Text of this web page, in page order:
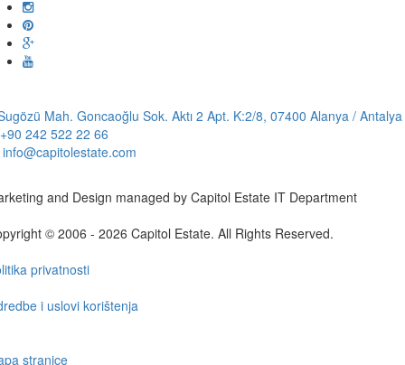
Mah. Goncaoğlu Sok. Aktı 2 Apt. K:2/8, 07400 Alanya / Antalya
242 522 22 66
info@capitolestate.com
and Design managed by Capitol Estate IT Department
© 2006 - 2026 Capitol Estate. All Rights Reserved.
privatnosti
i uslovi korištenja
stranice